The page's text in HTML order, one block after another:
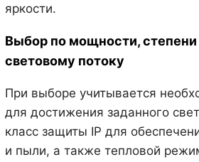
яркости.
Выбор по мощности,
световому потоку
При выборе учитывается
для достижения заданного
класс защиты IP для
и пыли, а также тепловой